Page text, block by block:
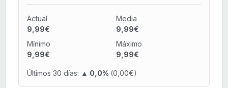
Actual
9,99€
Media
9,99€
Mínimo
9,99€
Máximo
9,99€
Últimos 30 días: ▲ 0,0% (0,00€)